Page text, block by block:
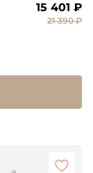
15 401 ₽
21 390 ₽